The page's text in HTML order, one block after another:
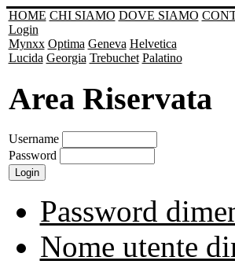
HOME CHI SIAMO DOVE SIAMO
Login
Mynxx Optima Geneva Helvetica
Lucida Georgia Trebuchet Palatino
Area Riservata
Username
Password
Password
Nome utente